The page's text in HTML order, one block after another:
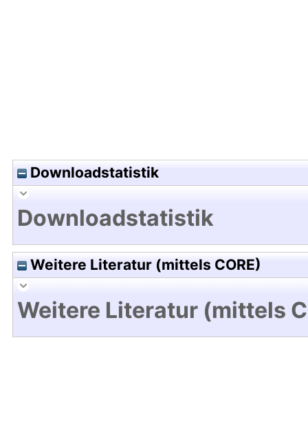
Downloadstatistik
Downloadstatistik
Weitere Literatur (mittels CORE)
Weitere Literatur (mittels